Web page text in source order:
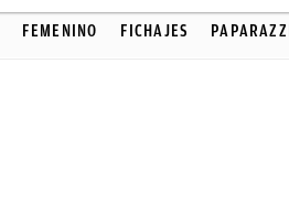
FEMENINO FICHAJES